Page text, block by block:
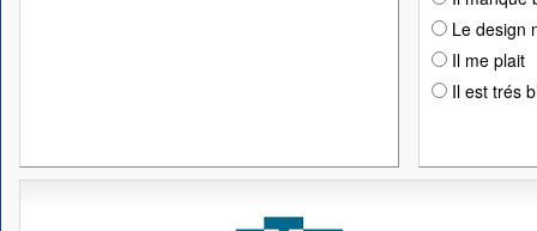
Le design
Il me plait
Il est trés